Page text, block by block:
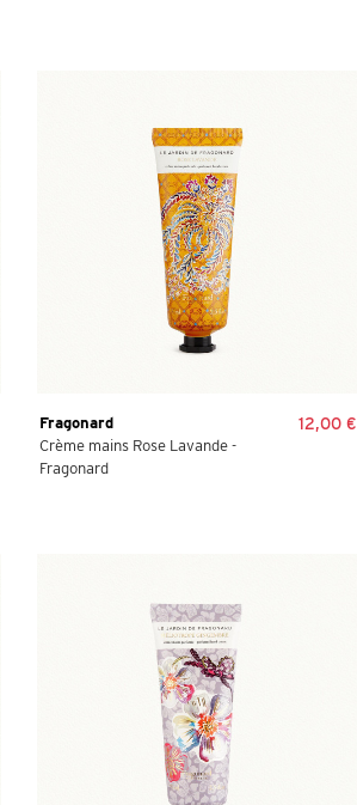
Fragonard
Crème mains Rose Lavande -
Fragonard
12,00 €